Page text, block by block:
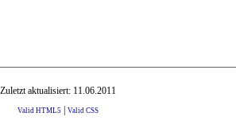
Zuletzt aktualisiert: 11.06.2011
Valid HTML5 Valid CSS